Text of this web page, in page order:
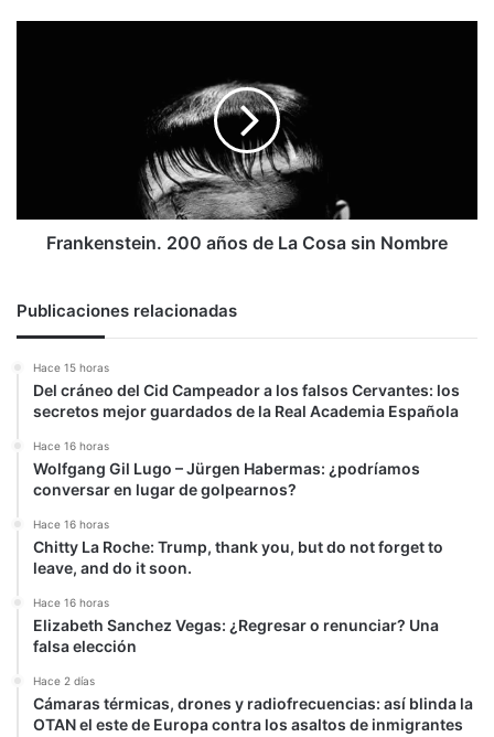
Frankenstein. 200 años de La Cosa sin Nombre
Publicaciones relacionadas
Hace 15 horas
Del cráneo del Cid Campeador a los falsos Cervantes: los
secretos mejor guardados de la Real Academia Española
Hace 16 horas
Wolfgang Gil Lugo – Jürgen Habermas: ¿podríamos
conversar en lugar de golpearnos?
Hace 16 horas
Chitty La Roche: Trump, thank you, but do not forget to
leave, and do it soon.
Hace 16 horas
Elizabeth Sanchez Vegas: ¿Regresar o renunciar? Una
falsa elección
Hace 2 días
Cámaras térmicas, drones y radiofrecuencias: así blinda la
OTAN el este de Europa contra los asaltos de inmigrantes